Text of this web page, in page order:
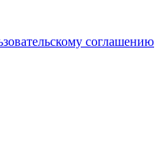
соглашению